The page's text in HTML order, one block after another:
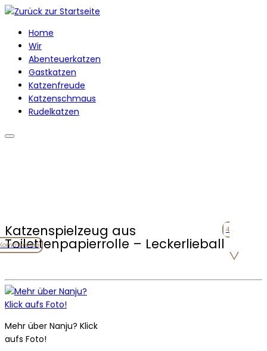
Zum
springenHome
Wir
Abenteuerkatzen
Gastkatzen
Katzenfreude
Katzenschmaus
Rudelkatzen
Katzenspielzeug aus
Toilettenpapierrolle – Leckerlieball
4
Mehr über Nanju? Klick
aufs Foto!